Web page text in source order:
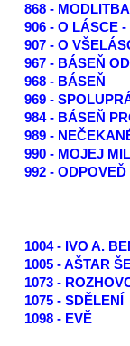
868 -
906 - O LÁSCE
907 - O
967 - BÁSEŇ
968 - BÁSEŇ
969 -
984 - BÁSEŇ
989 -
990 - MOJEJ
992 -
1004 - IVO A.
1005 - AŠTAR
1073 -
1075 - SDĚLENÍ
1098 - EVĚ